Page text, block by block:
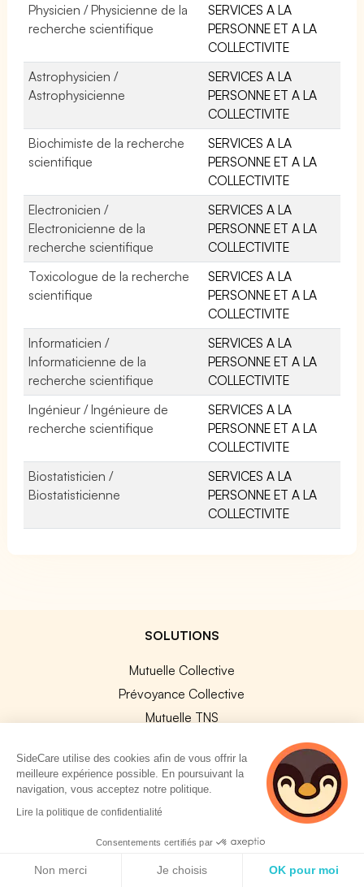
Physicien / Physicienne de la
recherche scientifique
SERVICES A LA
PERSONNE ET A LA
COLLECTIVITE
Astrophysicien /
Astrophysicienne
SERVICES A LA
PERSONNE ET A LA
COLLECTIVITE
Biochimiste de la recherche
scientifique
SERVICES A LA
PERSONNE ET A LA
COLLECTIVITE
Electronicien /
Electronicienne de la
recherche scientifique
SERVICES A LA
PERSONNE ET A LA
COLLECTIVITE
Toxicologue de la recherche
scientifique
SERVICES A LA
PERSONNE ET A LA
COLLECTIVITE
Informaticien /
Informaticienne de la
recherche scientifique
SERVICES A LA
PERSONNE ET A LA
COLLECTIVITE
Ingénieur / Ingénieure de
recherche scientifique
SERVICES A LA
PERSONNE ET A LA
COLLECTIVITE
Biostatisticien /
Biostatisticienne
SERVICES A LA
PERSONNE ET A LA
COLLECTIVITE
SOLUTIONS
Mutuelle Collective
Prévoyance Collective
Mutuelle TNS
Assurances Professionnelles
SideCard
SideStore
SideCare utilise des cookies afin de vous offrir la
meilleure expérience possible. En poursuivant la
navigation, vous acceptez notre politique.
Lire la politique de confidentialité
Consentements certifiés par
Non merci Je choisis OK pour moi
5 personnes
consultent
actuellement cette